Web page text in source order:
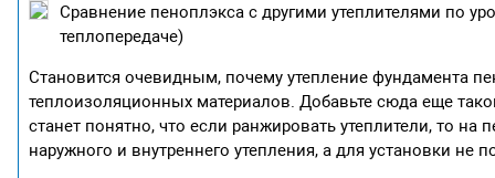
Сравнение пеноплэкса с другими утеплителями по
теплопередаче)
Становится очевидным, почему утепление фундамента
теплоизоляционных материалов. Добавьте сюда еще
станет понятно, что если ранжировать утеплители, то
наружного и внутреннего утепления, а для установки не